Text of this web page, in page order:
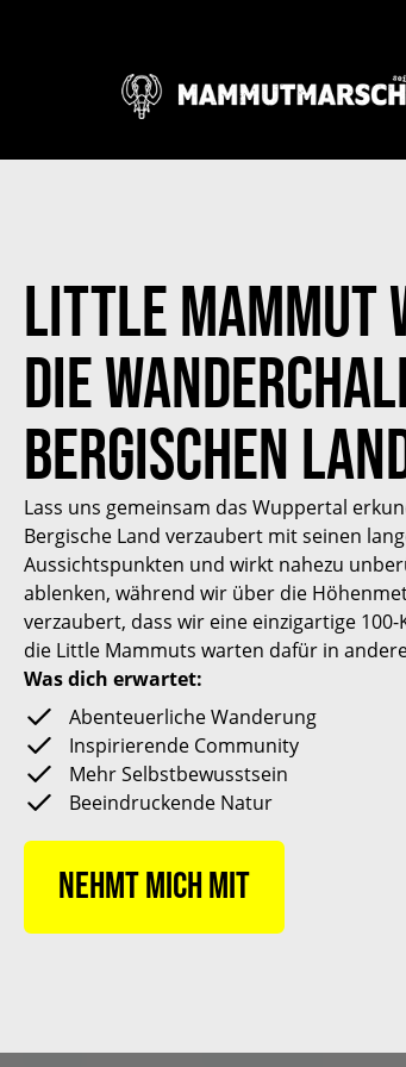
Little Mammut
Die
Bergischen
Lass uns gemeinsam das Wuppertal
Bergische Land verzaubert mit seinen
Aussichtspunkten und wirkt nahezu
ablenken, während wir über die
verzaubert, dass wir eine einzigartige
die Little Mammuts warten dafür in
Was dich erwartet:
Abenteuerliche Wanderung
Inspirierende Community
Mehr Selbstbewusstsein
Beeindruckende Natur
Nehmt mich mit